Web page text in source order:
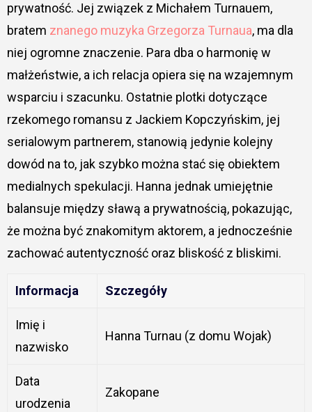
prywatność. Jej związek z Michałem Turnauem,
bratem znanego muzyka Grzegorza Turnaua, ma dla
niej ogromne znaczenie. Para dba o harmonię w
małżeństwie, a ich relacja opiera się na wzajemnym
wsparciu i szacunku. Ostatnie plotki dotyczące
rzekomego romansu z Jackiem Kopczyńskim, jej
serialowym partnerem, stanowią jedynie kolejny
dowód na to, jak szybko można stać się obiektem
medialnych spekulacji. Hanna jednak umiejętnie
balansuje między sławą a prywatnością, pokazując,
że można być znakomitym aktorem, a jednocześnie
zachować autentyczność oraz bliskość z bliskimi.
Informacja Szczegóły
Imię i
nazwisko
Hanna Turnau (z domu Wojak)
Data
urodzenia
Zakopane